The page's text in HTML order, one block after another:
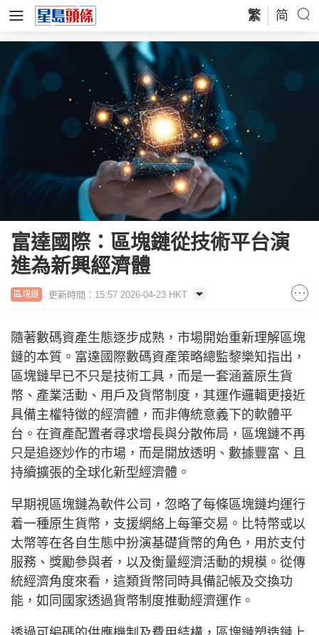
繁 简
富達國際：區塊鏈從技術平台演
進為新興經濟體
區塊鏈 更新時間：15:57 2026-04-23 HKT
隨著數碼資產生態逐步成熟，市場開始重新理解區塊
鏈的本質。富達國際數碼資產策略總監黎樂知指出，
區塊鏈早已不只是技術工具，而是一套涵蓋原生貨
幣、產業活動、用戶及貨幣制度，其運作邏輯更接近
具備主權特徵的經濟體，而非傳統意義下的軟體平
台。在資產配置者尋求增長與分散佈局，區塊鏈不再
只是追逐炒作的市場，而是開放透明、數據豐富、且
持續擴張的全球化新型經濟體。
早期視區塊鏈為軟件公司，忽略了每條區塊鏈均運行
着一種原生貨幣，支援網絡上每筆交易。比特幣或以
太幣等在各自生態中扮演基礎貨幣的角色，用於支付
服務、獎勵參與者，以及衡量經濟活動的規模。從傳
統經濟角度來看，這類貨幣同時具備記帳及交換功
能，如同國家透過貨幣制度推動經濟運作。